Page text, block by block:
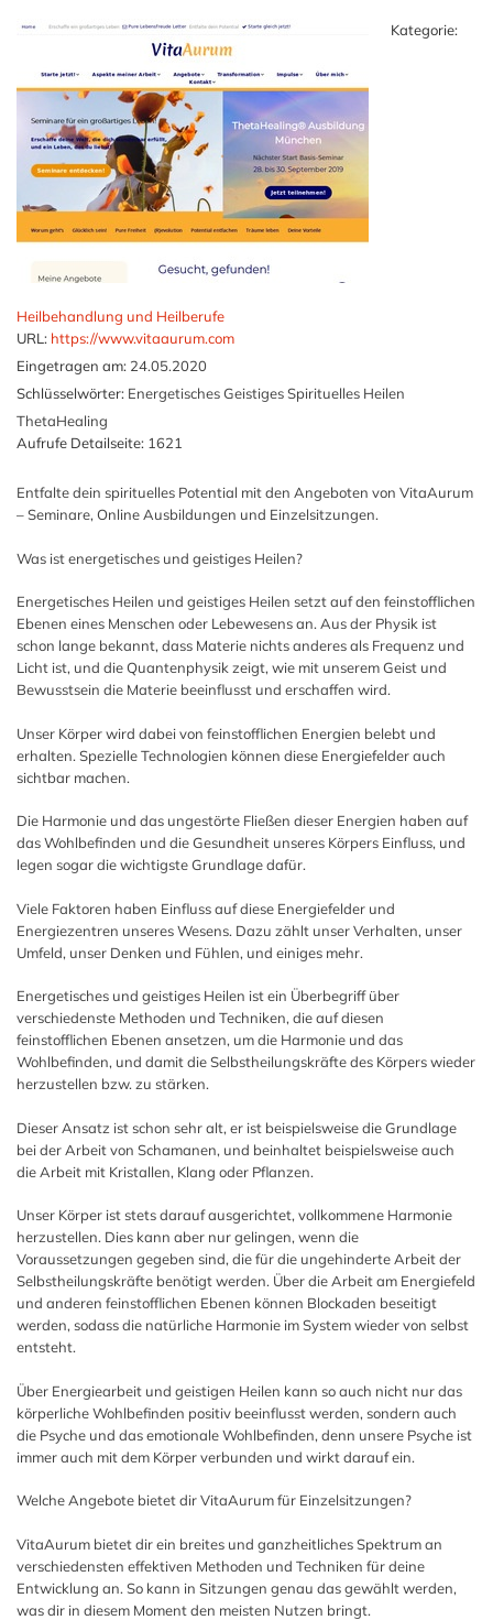
Kategorie:
Heilbehandlung und Heilberufe
URL: https://www.vitaaurum.com
Eingetragen am: 24.05.2020
Schlüsselwörter: Energetisches Geistiges Spirituelles Heilen
ThetaHealing
Aufrufe Detailseite: 1621
Entfalte dein spirituelles Potential mit den Angeboten von VitaAurum
– Seminare, Online Ausbildungen und Einzelsitzungen.
Was ist energetisches und geistiges Heilen?
Energetisches Heilen und geistiges Heilen setzt auf den feinstofflichen
Ebenen eines Menschen oder Lebewesens an. Aus der Physik ist
schon lange bekannt, dass Materie nichts anderes als Frequenz und
Licht ist, und die Quantenphysik zeigt, wie mit unserem Geist und
Bewusstsein die Materie beeinflusst und erschaffen wird.
Unser Körper wird dabei von feinstofflichen Energien belebt und
erhalten. Spezielle Technologien können diese Energiefelder auch
sichtbar machen.
Die Harmonie und das ungestörte Fließen dieser Energien haben auf
das Wohlbefinden und die Gesundheit unseres Körpers Einfluss, und
legen sogar die wichtigste Grundlage dafür.
Viele Faktoren haben Einfluss auf diese Energiefelder und
Energiezentren unseres Wesens. Dazu zählt unser Verhalten, unser
Umfeld, unser Denken und Fühlen, und einiges mehr.
Energetisches und geistiges Heilen ist ein Überbegriff über
verschiedenste Methoden und Techniken, die auf diesen
feinstofflichen Ebenen ansetzen, um die Harmonie und das
Wohlbefinden, und damit die Selbstheilungskräfte des Körpers wieder
herzustellen bzw. zu stärken.
Dieser Ansatz ist schon sehr alt, er ist beispielsweise die Grundlage
bei der Arbeit von Schamanen, und beinhaltet beispielsweise auch
die Arbeit mit Kristallen, Klang oder Pflanzen.
Unser Körper ist stets darauf ausgerichtet, vollkommene Harmonie
herzustellen. Dies kann aber nur gelingen, wenn die
Voraussetzungen gegeben sind, die für die ungehinderte Arbeit der
Selbstheilungskräfte benötigt werden. Über die Arbeit am Energiefeld
und anderen feinstofflichen Ebenen können Blockaden beseitigt
werden, sodass die natürliche Harmonie im System wieder von selbst
entsteht.
Über Energiearbeit und geistigen Heilen kann so auch nicht nur das
körperliche Wohlbefinden positiv beeinflusst werden, sondern auch
die Psyche und das emotionale Wohlbefinden, denn unsere Psyche ist
immer auch mit dem Körper verbunden und wirkt darauf ein.
Welche Angebote bietet dir VitaAurum für Einzelsitzungen?
VitaAurum bietet dir ein breites und ganzheitliches Spektrum an
verschiedensten effektiven Methoden und Techniken für deine
Entwicklung an. So kann in Sitzungen genau das gewählt werden,
was dir in diesem Moment den meisten Nutzen bringt.